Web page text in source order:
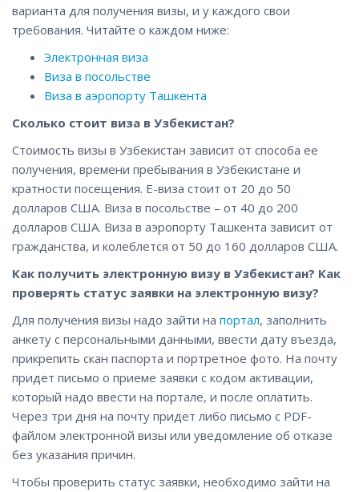
варианта для получения визы, и у каждого свои
требования. Читайте о каждом ниже:
Электронная виза
Виза в посольстве
Виза в аэропорту Ташкента
Сколько стоит виза в Узбекистан?
Стоимость визы в Узбекистан зависит от способа ее
получения, времени пребывания в Узбекистане и
кратности посещения. Е-виза стоит от 20 до 50
долларов США. Виза в посольстве – от 40 до 200
долларов США. Виза в аэропорту Ташкента зависит от
гражданства, и колеблется от 50 до 160 долларов США.
Как получить электронную визу в Узбекистан? Как
проверять статус заявки на электронную визу?
Для получения визы надо зайти на портал, заполнить
анкету с персональными данными, ввести дату въезда,
прикрепить скан паспорта и портретное фото. На почту
придет письмо о приеме заявки с кодом активации,
который надо ввести на портале, и после оплатить.
Через три дня на почту придет либо письмо с PDF-
файлом электронной визы или уведомление об отказе
без указания причин.
Чтобы проверить статус заявки, необходимо зайти на